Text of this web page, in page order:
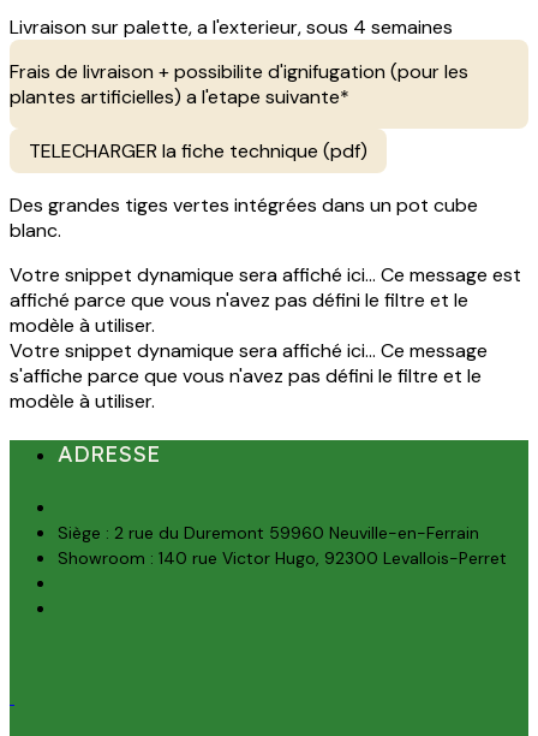
Livraison sur palette, a l'exterieur, sous 4 semaines
Frais de livraison + possibilite d'ignifugation (pour les
plantes artificielles) a l'etape suivante*
TELECHARGER la fiche technique (pdf)
Des grandes tiges vertes intégrées dans un pot cube
blanc.
Votre snippet dynamique sera affiché ici... Ce message est
affiché parce que vous n'avez pas défini le filtre et le
modèle à utiliser.
Votre snippet dynamique sera affiché ici... Ce message
s'affiche parce que vous n'avez pas défini le filtre et le
modèle à utiliser.
ADRESSE
Siège : 2 rue du Duremont 59960 Neuville-en-Ferrain
Showroom : 140 rue Victor Hugo, 92300 Levallois-Perret